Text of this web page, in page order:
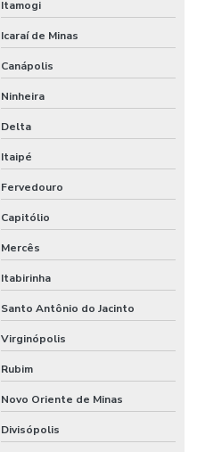
Itamogi
Icaraí de Minas
Canápolis
Ninheira
Delta
Itaipé
Fervedouro
Capitólio
Mercês
Itabirinha
Santo Antônio do Jacinto
Virginópolis
Rubim
Novo Oriente de Minas
Divisópolis